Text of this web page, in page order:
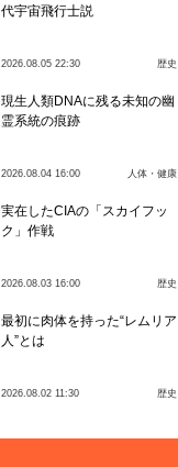
代宇宙飛行士説
2026.08.05 22:30 歴史
現生人類DNAに残る未知の幽
霊系統の痕跡
2026.08.04 16:00 人体・健康
実在したCIAの「スカイフッ
ク」作戦
2026.08.03 16:00 歴史
最初に肉体を持った“レムリア
人”とは
2026.08.02 11:30 歴史